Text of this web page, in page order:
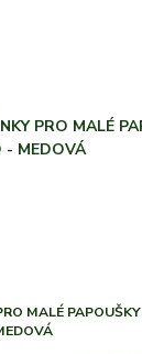
MALÉ PAPOUŠKY